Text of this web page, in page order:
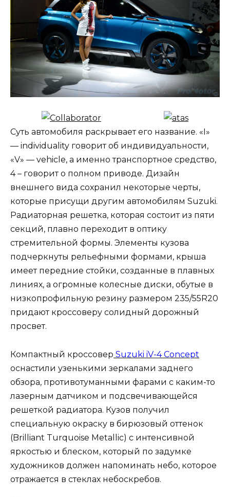
Суть автомобиля раскрывает его название. «I»
— individuality говорит об индивидуальности,
«V» — vehicle, а именно транспортное средство,
4 – говорит о полном приводе. Дизайн
внешнего вида сохранил некоторые черты,
которые присущи другим автомобилям Suzuki.
Радиаторная решетка, которая состоит из пяти
секций, плавно переходит в оптику
стремительной формы. Элементы кузова
подчеркнуты рельефными формами, крыша
имеет передние стойки, созданные в плавных
линиях, а огромные колесные диски, обутые в
низкопрофильную резину размером 235/55R20
придают кроссоверу солидный дорожный
просвет.
Компактный кроссовер Suzuki iV-4 Concept
оснастили узенькими зеркалами заднего
обзора, противотуманными фарами с каким-то
лазерным датчиком и подсвечивающейся
решеткой радиатора. Кузов получил
специальную окраску в бирюзовый оттенок
(Brilliant Turquoise Metallic) с интенсивной
яркостью и блеском, который по задумке
художников должен напоминать небо, которое
отражается в стеклах небоскребов.